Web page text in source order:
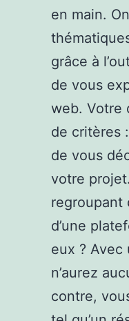
en main.
grâce à
de vous
web. Votre
de critères
de vous
votre
regroupant
d’une
eux ? Avec
n’aurez
contre,